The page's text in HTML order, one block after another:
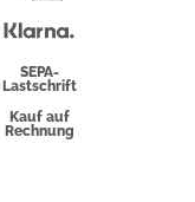
Überweisung
SEPA-
Lastschrift
Kauf auf
Rechnung